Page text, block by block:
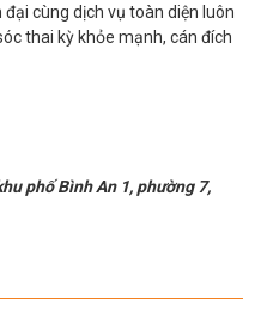
cùng dịch vụ toàn diện luôn
thai kỳ khỏe mạnh, cán đích
phố Bình An 1, phường 7,